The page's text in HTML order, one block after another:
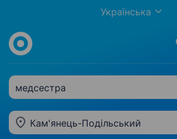
Українська
медсестра
Кам'янець-Подільський